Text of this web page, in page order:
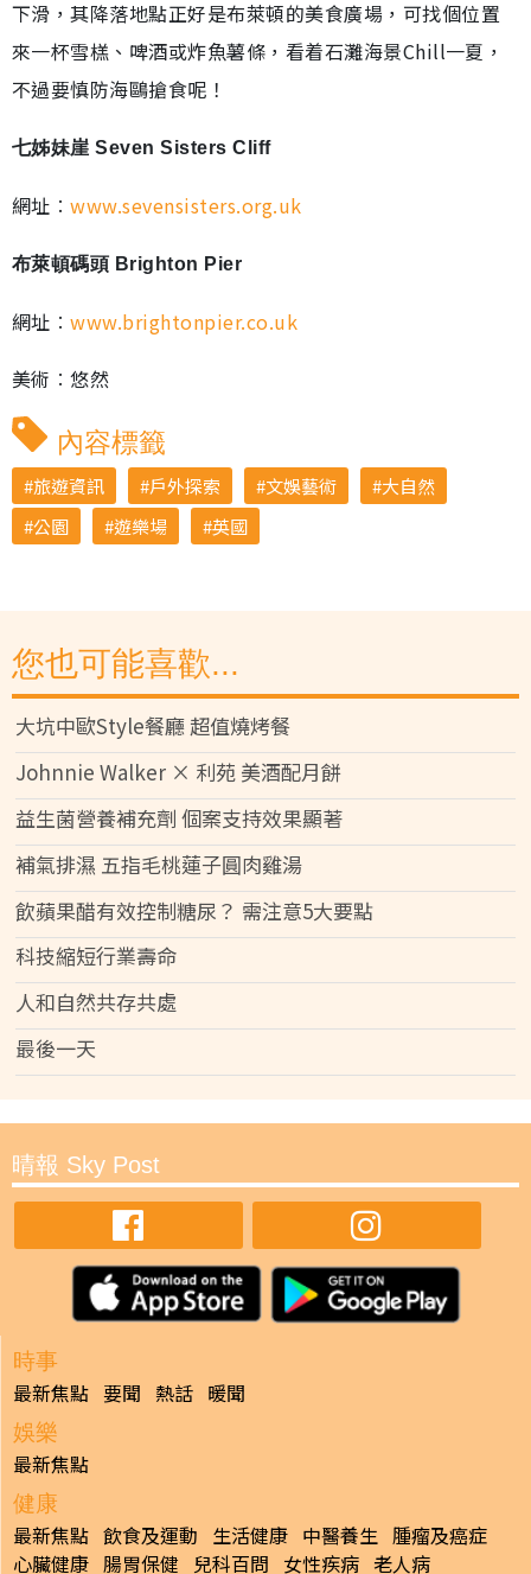
下滑，其降落地點正好是布萊頓的美食廣場，可找個位置
來一杯雪榚、啤酒或炸魚薯條，看着石灘海景Chill一夏，
不過要慎防海鷗搶食呢！
七姊妹崖 Seven Sisters Cliff
網址︰www.sevensisters.org.uk
布萊頓碼頭 Brighton Pier
網址︰www.brightonpier.co.uk
美術︰悠然
內容標籤
旅遊資訊 戶外探索 文娛藝術
大自然
公園
遊樂場 英國
您也可能喜歡...
大坑中歐Style餐廳 超值燒烤餐
Johnnie Walker × 利苑 美酒配月餅
益生菌營養補充劑 個案支持效果顯著
補氣排濕 五指毛桃蓮子圓肉雞湯
飲蘋果醋有效控制糖尿？ 需注意5大要點
科技縮短行業壽命
人和自然共存共處
最後一天
晴報 Sky Post
時事
最新焦點 要聞 熱話 暖聞
娛樂
最新焦點
健康
最新焦點 飲食及運動 生活健康 中醫養生 腫瘤及癌症
心臟健康 腸胃保健 兒科百問 女性疾病 老人病